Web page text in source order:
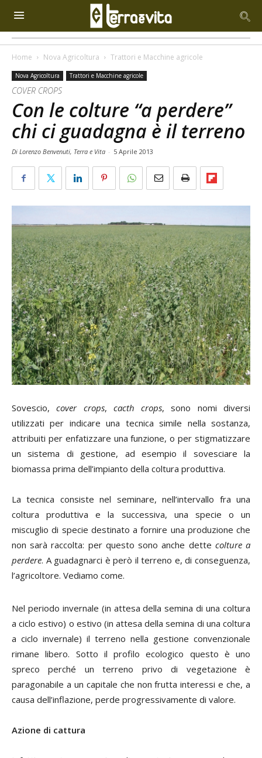
Home Nova Agricoltura Trattori e Macchine agricole
Nova Agricoltura Trattori e Macchine agricole
COVER CROPS
Con le colture “a perdere”
chi ci guadagna è il terreno
Di Lorenzo Benvenuti, Terra e Vita - 5 Aprile 2013
Sovescio,cover crops, cacth crops, sono nomi diversi
utilizzati per indicare una tecnica simile nella sostanza,
attribuiti per enfatizzare una funzione, o per stigmatizzare
un sistema di gestione, ad esempio il sovesciare la
biomassa prima dell’impianto della coltura produttiva.
La tecnica consiste nel seminare, nell’intervallo fra una
coltura produttiva e la successiva, una specie o un
miscuglio di specie destinato a fornire una produzione che
non sarà raccolta: per questo sono anche dette colture a
perdere. A guadagnarci è però il terreno e, di conseguenza,
l’agricoltore. Vediamo come.
Nel periodo invernale (in attesa della semina di una coltura
a ciclo estivo) o estivo (in attesa della semina di una coltura
a ciclo invernale) il terreno nella gestione convenzionale
rimane libero. Sotto il profilo ecologico questo è uno
spreco perché un terreno privo di vegetazione è
paragonabile a un capitale che non frutta interessi e che, a
causa dell’inflazione, perde progressivamente di valore.
Azione di cattura